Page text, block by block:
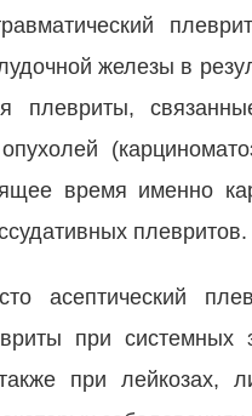
железы в
плевриты,
опухолей
время именно
плевритов.
асептический
при системных
при лейкозах,